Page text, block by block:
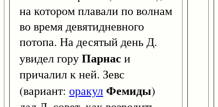
на котором плавали по волнам
во время девятидневного
потопа. На десятый день Д.
увидел горуПарнас и
причалил к ней. Зевс
(вариант: оракул Фемиды)